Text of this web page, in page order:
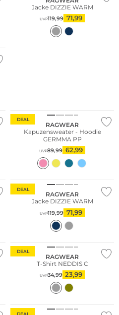
Jacke DIZZIE WARM
UVP119,99 71,99
DEAL
RAGWEAR
Kapuzensweater - Hoodie
GERMMA PP
UVP89,99 62,99
DEAL
RAGWEAR
Jacke DIZZIE WARM
UVP119,99 71,99
DEAL
RAGWEAR
T-Shirt NEDDIS C
UVP34,99 23,99
DEAL